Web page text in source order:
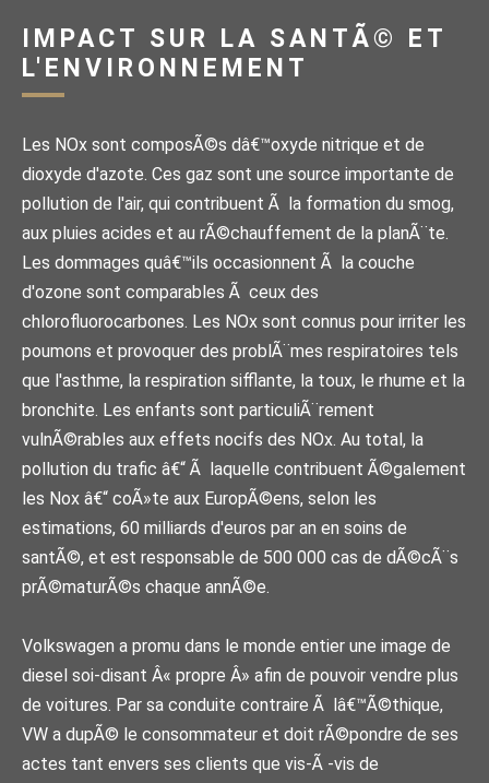
IMPACT SUR LA SANTÃ© ET
L'ENVIRONNEMENT
Les NOx sont composÃ©s dâ€™oxyde nitrique et de
dioxyde d'azote. Ces gaz sont une source importante de
pollution de l'air, qui contribuent Ã la formation du smog,
aux pluies acides et au rÃ©chauffement de la planÃ¨te.
Les dommages quâ€™ils occasionnent Ã la couche
d'ozone sont comparables Ã ceux des
chlorofluorocarbones. Les NOx sont connus pour irriter les
poumons et provoquer des problÃ¨mes respiratoires tels
que l'asthme, la respiration sifflante, la toux, le rhume et la
bronchite. Les enfants sont particuliÃ¨rement
vulnÃ©rables aux effets nocifs des NOx. Au total, la
pollution du trafic â€“ Ã laquelle contribuent Ã©galement
les Nox â€“ coÃ»te aux EuropÃ©ens, selon les
estimations, 60 milliards d'euros par an en soins de
santÃ©, et est responsable de 500 000 cas de dÃ©cÃ¨s
prÃ©maturÃ©s chaque annÃ©e.
Volkswagen a promu dans le monde entier une image de
diesel soi-disant Â« propre Â» afin de pouvoir vendre plus
de voitures. Par sa conduite contraire Ã lâ€™Ã©thique,
VW a dupÃ© le consommateur et doit rÃ©pondre de ses
actes tant envers ses clients que vis-Ã -vis de